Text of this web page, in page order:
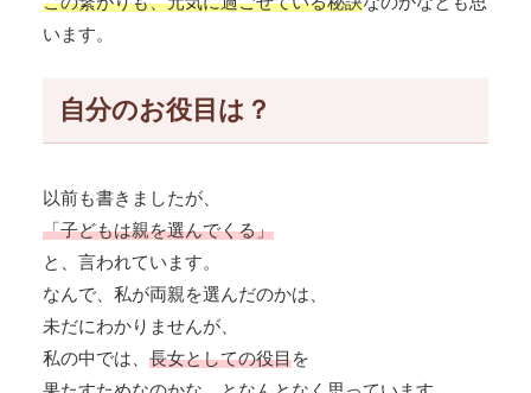
います。
自分のお役目は？
以前も書きましたが、
「子どもは親を選んでくる」
と、言われています。
なんで、私が両親を選んだのかは、
未だにわかりませんが、
私の中では、 長女としての役目を